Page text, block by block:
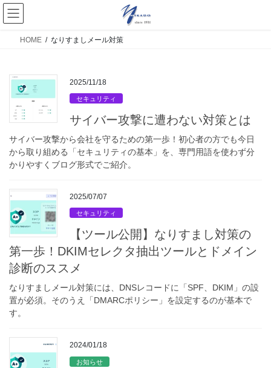
HOME なりすましメール対策
2025/11/18
セキュリティ
サイバー攻撃に遭わない対策とは
サイバー攻撃から会社を守るための第一歩！初心者の方でも今日
から取り組める「セキュリティの基本」を、専門用語を使わず分
かりやすくブログ形式でご紹介。
2025/07/07
セキュリティ
【ツール公開】なりすまし対策の
第一歩！DKIMセレクタ抽出ツールとドメイン
診断のススメ
なりすましメール対策には、DNSレコードに「SPF、DKIM」の設
置が必須。そのうえ「DMARCポリシー」を設定するのが基本で
す。
2024/01/18
お知らせ